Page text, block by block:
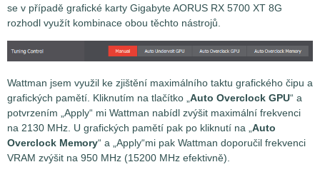
se v případě grafické karty Gigabyte AORUS RX 5700 XT 8G
rozhodl využít kombinace obou těchto nástrojů.
Wattman jsem využil ke zjištění maximálního taktu grafického čipu a
grafických pamětí. Kliknutím na tlačítko „Auto Overclock GPU“ a
potvrzením „Apply“ mi Wattman nabídl zvýšit maximální frekvenci
na 2130 MHz. U grafických pamětí pak po kliknutí na „Auto
Overclock Memory“ a „Apply“mi pak Wattman doporučil frekvenci
VRAM zvýšit na 950 MHz (15200 MHz efektivně).